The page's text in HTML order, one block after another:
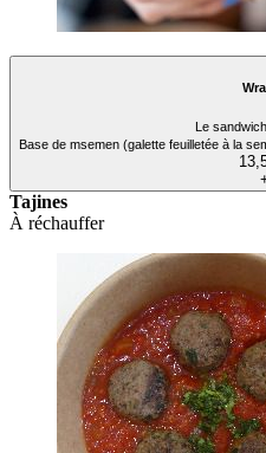
Le
Base de msemen (galette feuilletée à la
Tajines
À réchauffer